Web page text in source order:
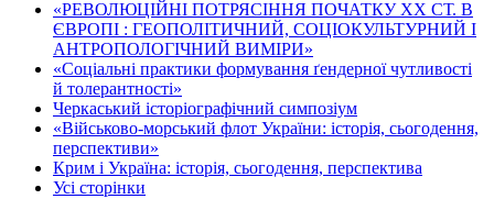
«РЕВОЛЮЦІЙНІ ПОТРЯСІННЯ ПОЧАТКУ ХХ СТ. В
ЄВРОПІ : ГЕОПОЛІТИЧНИЙ, СОЦІОКУЛЬТУРНИЙ І
АНТРОПОЛОГІЧНИЙ ВИМІРИ»
«Соціальні практики формування ґендерної чутливості
й толерантності»
Черкаський історіографічний симпозіум
«Військово-морський флот України: історія, сьогодення,
перспективи»
Крим і Україна: історія, сьогодення, перспектива
Усі сторінки